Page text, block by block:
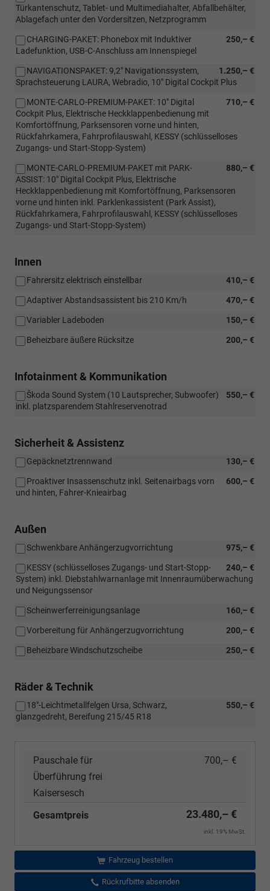
Türkantenschutz, Tablet- und Multimediahalter, Abfallbehälter,
Ablagefach unter den Vordersitzen, Netzprogramm
250,– €
CHARGING-PAKET: Phonebox mit Induktiver
Ladefunktion, USB-C-Anschluss am Innenspiegel
1.250,– €
NAVIGATIONSPAKET: 9,2" Navigationssystem,
Sprachsteuerung LAURA, Webradio, 10" Digital Cockpit Plus
710,– €
MONTE-CARLO-PREMIUM-PAKET: 10" Digital
Cockpit Plus, Elektrische Heckklappenbedienung mit
Komfortöffnung, Parksensoren vorne und hinten,
Rückfahrkamera, Fahrprofilauswahl, KESSY (schlüsselloses
Zugangs- und Start-Stopp-System)
880,– €
MONTE-CARLO-PREMIUM-PAKET mit PARK-
ASSIST: 10" Digital Cockpit Plus, Elektrische
Heckklappenbedienung mit Komfortöffnung, Parksensoren
vorne und hinten inkl. Parklenkassistent (Park Assist),
Rückfahrkamera, Fahrprofilauswahl, KESSY (schlüsselloses
Zugangs- und Start-Stopp-System)
Innen
410,– €
Fahrersitz elektrisch einstellbar
470,– €
Adaptiver Abstandsassistent bis 210 Km/h
150,– €
Variabler Ladeboden
200,– €
Beheizbare äußere Rücksitze
Infotainment & Kommunikation
550,– €
Škoda Sound System (10 Lautsprecher, Subwoofer)
inkl. platzsparendem Stahlreservenotrad
Sicherheit & Assistenz
130,– €
Gepäcknetztrennwand
600,– €
Proaktiver Insassenschutz inkl. Seitenairbags vorn
und hinten, Fahrer-Knieairbag
Außen
975,– €
Schwenkbare Anhängerzugvorrichtung
240,– €
KESSY (schlüsselloses Zugangs- und Start-Stopp-
System) inkl. Diebstahlwarnanlage mit Innenraumüberwachung
und Neigungssensor
160,– €
Scheinwerferreinigungsanlage
200,– €
Vorbereitung für Anhängerzugvorrichtung
250,– €
Beheizbare Windschutzscheibe
Räder & Technik
550,– €
18"-Leichtmetallfelgen Ursa, Schwarz,
glanzgedreht, Bereifung 215/45 R18
Pauschale für
Überführung frei
Kaisersesch
700,– €
Gesamtpreis 23.480,– €
inkl. 19% MwSt.
Fahrzeug bestellen
Rückrufbitte absenden